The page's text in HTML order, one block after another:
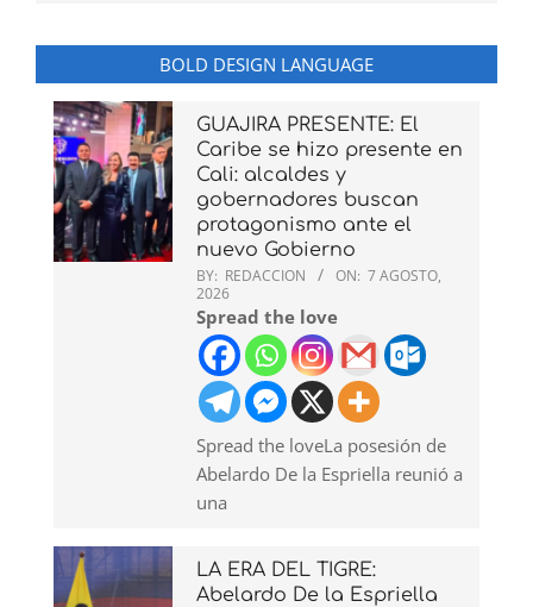
BOLD DESIGN LANGUAGE
GUAJIRA PRESENTE: El
Caribe se hizo presente en
Cali: alcaldes y
gobernadores buscan
protagonismo ante el
nuevo Gobierno
BY: REDACCION ON: 7 AGOSTO,
2026
Spread the love
Spread the loveLa posesión de
Abelardo De la Espriella reunió a
una
LA ERA DEL TIGRE:
Abelardo De la Espriella